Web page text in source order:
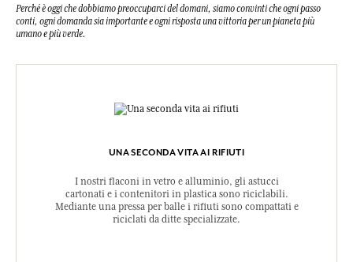
N. d'urgenza (+33) 01.45.42.59.59.
UFI:7EV8-E0T2-R003-7AEW
Perché è oggi che dobbiamo preoccuparci del domani, siamo convinti che ogni passo
conti, ogni domanda sia importante e ogni risposta una vittoria per un pianeta più
umano e più verde.
UNA SECONDA VITA AI RIFIUTI
I nostri flaconi in vetro e alluminio, gli astucci
cartonati e i contenitori in plastica sono riciclabili.
Mediante una pressa per balle i rifiuti sono compattati e
riciclati da ditte specializzate.